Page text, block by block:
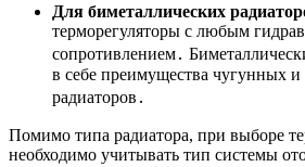
Для биметаллических
терморегуляторы с любым
сопротивлением․
в себе преимущества чугунных
радиаторов․
Помимо типа радиатора, при выборе
необходимо учитывать тип системы